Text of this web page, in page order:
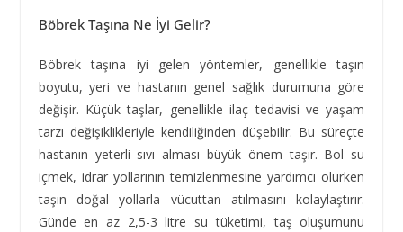
Böbrek Taşına Ne İyi Gelir?
Böbrek taşına iyi gelen yöntemler, genellikle taşın
boyutu, yeri ve hastanın genel sağlık durumuna göre
değişir. Küçük taşlar, genellikle ilaç tedavisi ve yaşam
tarzı değişiklikleriyle kendiliğinden düşebilir. Bu süreçte
hastanın yeterli sıvı alması büyük önem taşır. Bol su
içmek, idrar yollarının temizlenmesine yardımcı olurken
taşın doğal yollarla vücuttan atılmasını kolaylaştırır.
Günde en az 2,5-3 litre su tüketimi, taş oluşumunu